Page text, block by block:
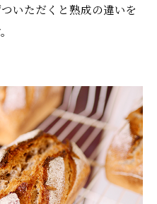
いただくと熟成の違いを